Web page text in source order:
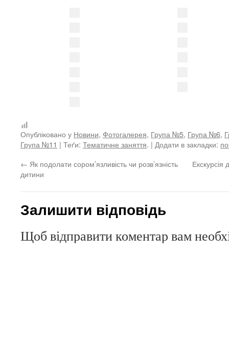
Опубліковано у Новини, Фотогалерея, Група №5, Група №6,
Група №11 | Теґи: Тематичне заняття. | Додати в закладки:
← Як подолати сором’язливість чи розв’язність
дитини
Екскурсія
Залишити відповідь
Щоб відправити коментар вам